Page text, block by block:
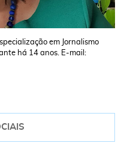
em Jornalismo
há 14 anos. E-mail: